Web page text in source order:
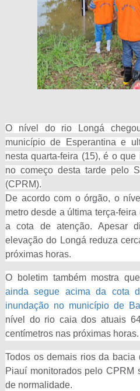
O nível do rio Longá
município de Esperantina e
nesta quarta-feira (15), é o
no começo desta tarde pelo
(CPRM).
De acordo com o órgão, o
metro desde a última terça-
a cota de atenção. Apesar
elevação do Longá reduza
próximas horas.
O boletim também mostra que
ainda segue acima da cota
inundação no município de
nível do rio caia dos atuais
centímetros nas próximas horas.
Todos os demais rios da
Piauí monitorados pelo CPRM
de normalidade.